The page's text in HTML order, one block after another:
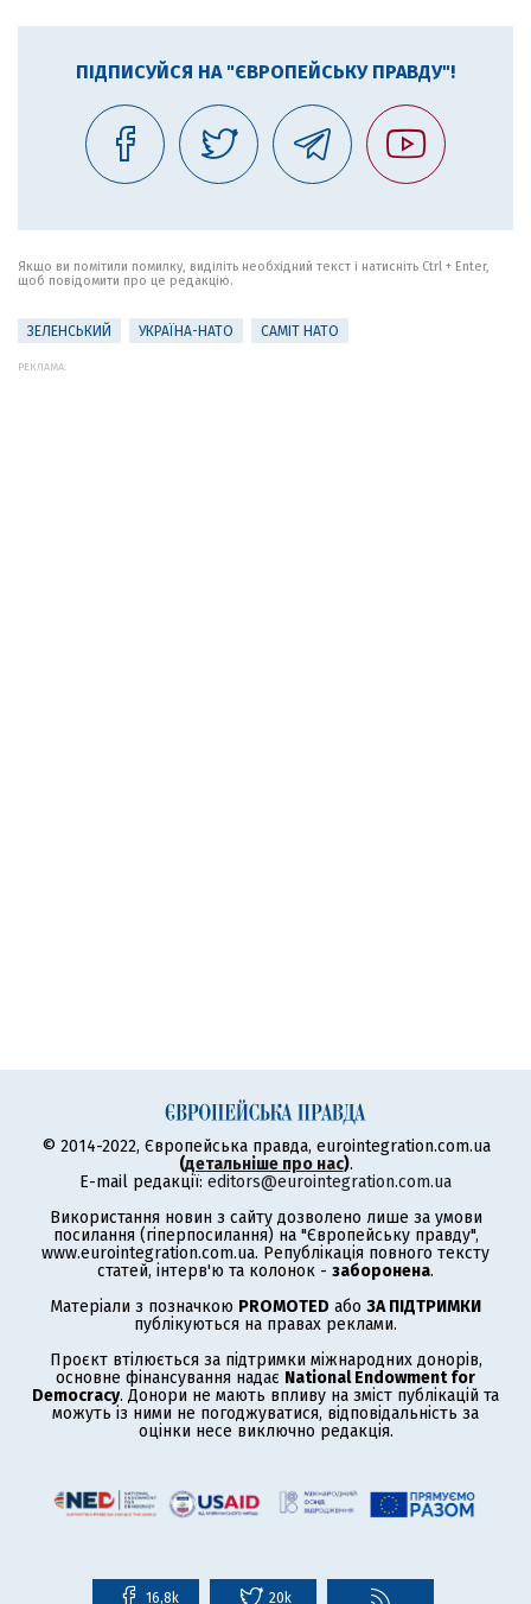
ПІДПИСУЙСЯ НА "ЄВРОПЕЙСЬКУ ПРАВДУ"!
Якщо ви помітили помилку, виділіть необхідний текст і натисніть Ctrl + Enter,
щоб повідомити про це редакцію.
ЗЕЛЕНСЬКИЙ УКРАЇНА-НАТО САМІТ НАТО
РЕКЛАМА:
© 2014-2022, Європейська правда, eurointegration.com.ua
(детальніше про нас).
E-mail редакції: editors@eurointegration.com.ua
Використання новин з сайту дозволено лише за умови
посилання (гіперпосилання) на "Європейську правду",
www.eurointegration.com.ua. Републікація повного тексту
статей, інтерв'ю та колонок - заборонена.
Матеріали з позначкою PROMOTED або ЗА ПІДТРИМКИ
публікуються на правах реклами.
Проєкт втілюється за підтримки міжнародних донорів,
основне фінансування надає National Endowment for
Democracy. Донори не мають впливу на зміст публікацій та
можуть із ними не погоджуватися, відповідальність за
оцінки несе виключно редакція.
16,8k 20k